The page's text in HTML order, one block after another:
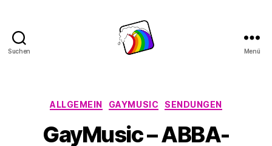
Suchen Menü
Kategorien
ALLGEMEIN GAYMUSIC SENDUNGEN
GayMusic – ABBA-